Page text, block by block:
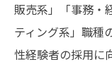
販売系」「事務・
ティング系」職種
性経験者の採用に